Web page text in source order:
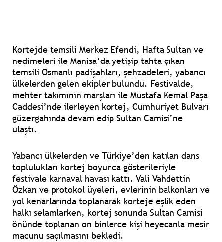
Kortejde temsili Merkez Efendi, Hafta Sultan ve
nedimeleri ile Manisa’da yetişip tahta çıkan
temsili Osmanlı padişahları, şehzadeleri, yabancı
ülkelerden gelen ekipler bulundu. Festivalde,
mehter takımının marşları ile Mustafa Kemal Paşa
Caddesi’nde ilerleyen kortej, Cumhuriyet Bulvarı
güzergahında devam edip Sultan Camisi’ne
ulaştı.
Yabancı ülkelerden ve Türkiye’den katılan dans
toplulukları kortej boyunca gösterileriyle
festivale karnaval havası kattı. Vali Vahdettin
Özkan ve protokol üyeleri, evlerinin balkonları ve
yol kenarlarında toplanarak korteje eşlik eden
halkı selamlarken, kortej sonunda Sultan Camisi
önünde toplanan on binlerce kişi heyecanla mesir
macunu saçılmasını bekledi.